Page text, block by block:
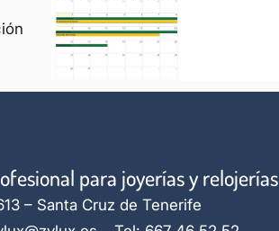
para joyerías y relojerías
– Santa Cruz de Tenerife